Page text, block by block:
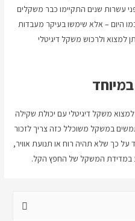
עשרות שנים התקיימו כבר משקלים
היום – אלא שימשו בעיקר מעבדות
למצוא ולרכוש משקל דיגיטלי
משקל דיגיטלי עם יכולת שקילה
במשקל משוכלל כזה צריך לזכור
כך שלא תהיה רוח או תנועת אוויר,
במדידת המשקל של החפץ הקל.